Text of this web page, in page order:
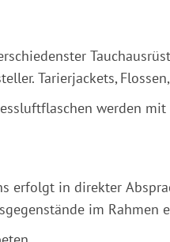
Tarierjackets,
werden
erfolgt in direkter
im